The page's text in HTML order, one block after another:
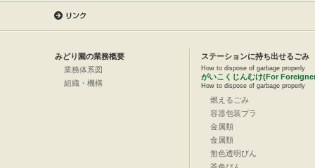
みどり園の業務概要
業務体系図
組織・機構
ステーションに持ち出せるごみ
How to dispose of garbage properly
がいこくじんむけ(For
How to dispose of garbage properly
燃えるごみ
容器包装プラ
金属類
金属類
無色透明びん